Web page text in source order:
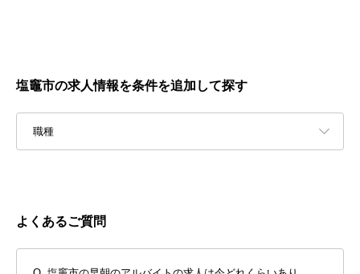
塩竈市の求人情報を条件を追加して探す
職種
よくあるご質問